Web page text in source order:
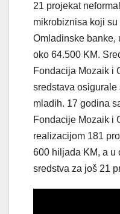
21 projekat
mikrobiznisa koji
Omladinske banke,
oko 64.500 KM.
Fondacija Mozaik i
sredstava
mladih. 17 godina
Fondacije Mozaik i
realizacijom 181
600 hiljada KM, a u
sredstva za još 21